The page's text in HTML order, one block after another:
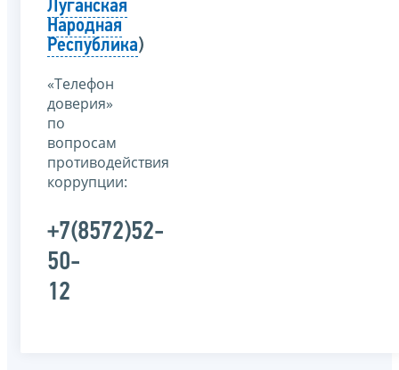
Луганская
Народная
Республика)
«Телефон
доверия»
по
вопросам
противодействия
коррупции:
+7(8572)52-
50-
12